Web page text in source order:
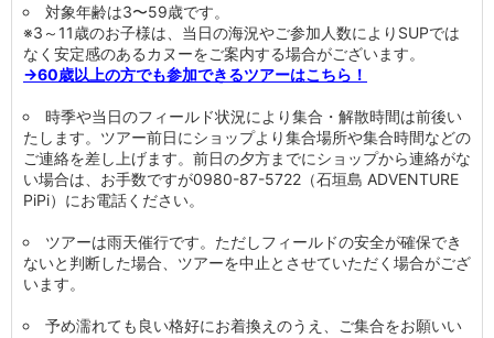
対象年齢は3〜59歳です。
※3～11歳のお子様は、当日の海況やご参加人数によりSUPでは
なく安定感のあるカヌーをご案内する場合がございます。
→60歳以上の方でも参加できるツアーはこちら！
時季や当日のフィールド状況により集合・解散時間は前後い
たします。ツアー前日にショップより集合場所や集合時間などの
ご連絡を差し上げます。前日の夕方までにショップから連絡がな
い場合は、お手数ですが0980-87-5722（石垣島 ADVENTURE
PiPi）にお電話ください。
ツアーは雨天催行です。ただしフィールドの安全が確保でき
ないと判断した場合、ツアーを中止とさせていただく場合がござ
います。
予め濡れても良い格好にお着換えのうえ、ご集合をお願いい